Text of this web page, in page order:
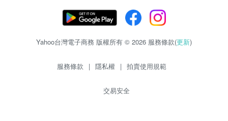
Yahoo台灣電子商務 版權所有 © 2026 服務條款(更新)
服務條款 | 隱私權 | 拍賣使用規範
交易安全